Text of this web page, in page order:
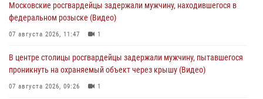
Московские росгвардейцы задержали мужчину, находившегося в
федеральном розыске (Видео)
07 августа 2026, 11:47 1
В центре столицы росгвардейцы задержали мужчину, пытавшегося
проникнуть на охраняемый объект через крышу (Видео)
07 августа 2026, 09:26 1